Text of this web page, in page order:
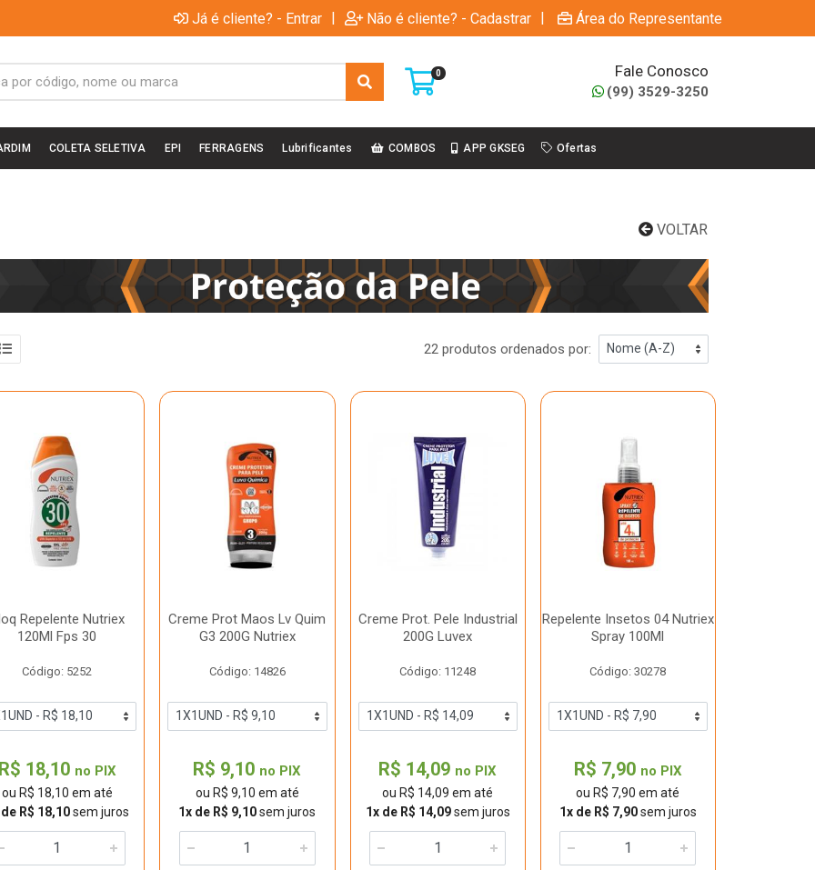
Já é cliente? - Entrar | Não é cliente? - Cadastrar | Área do Representante
0 Fale Conosco
(99) 3529-3250
COLETA SELETIVA EPI FERRAGENS Lubrificantes COMBOS APP GKSEG Ofertas
VOLTAR
22 produtos ordenados por:
Repelente Nutriex
120Ml Fps 30
Código: 5252
18,10 no PIX
ou R$ 18,10 em até
R$ 18,10sem juros
Creme Prot Maos Lv Quim
G3 200G Nutriex
Código: 14826
R$ 9,10 no PIX
ou R$ 9,10 em até
1x de R$ 9,10sem juros
Creme Prot. Pele Industrial
200G Luvex
Código: 11248
R$ 14,09 no PIX
ou R$ 14,09 em até
1x de R$ 14,09sem juros
Repelente Insetos 04 Nutriex
Spray 100Ml
Código: 30278
R$ 7,90 no PIX
ou R$ 7,90 em até
1x de R$ 7,90sem juros